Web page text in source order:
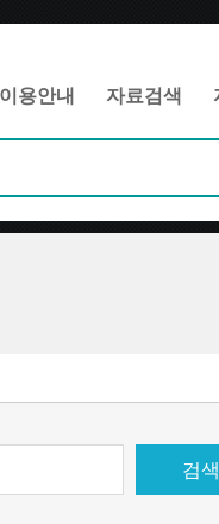
이용안내 자료검색
검색